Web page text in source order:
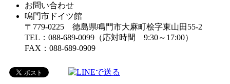
お問い合わせ
鳴門市ドイツ館
〒779-0225 徳島県鳴門市大麻町桧字東山田55-2
TEL：088-689-0099（応対時間 9:30～17:00）
FAX：088-689-0909